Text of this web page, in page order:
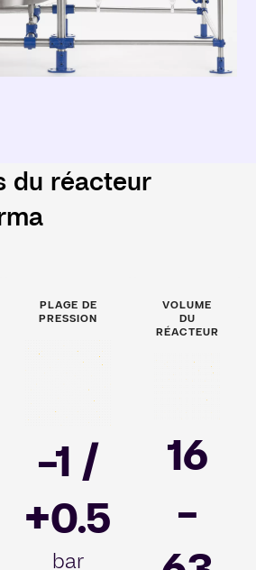
du réacteur
PLAGE DE
PRESSION
Image
-1 /
+0.5
bar
VOLUME
DU
RÉACTEUR
Image
16
-